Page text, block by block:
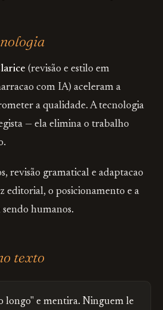
(revisão e estilo em
com IA) aceleram a
a qualidade. A tecnologia
— ela elimina o trabalho
revisão gramatical e adaptacao
editorial, o posicionamento e a
humanos.
texto
longo" e mentira. Ninguem le